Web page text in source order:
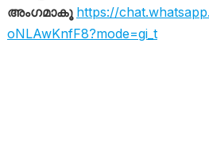
അംഗമാകൂ https://
oNLAwKnfF8?mode=gi_t